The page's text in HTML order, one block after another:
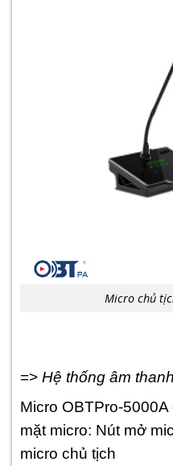
Micro chủ
=> Hệ thống âm
Micro OBTPro-
mặt micro: Nút mở
micro chủ tịch